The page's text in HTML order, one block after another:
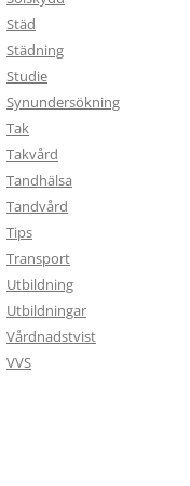
Städ
Städning
Studie
Synundersökning
Tak
Takvård
Tandhälsa
Tandvård
Tips
Transport
Utbildning
Utbildningar
Vårdnadstvist
VVS